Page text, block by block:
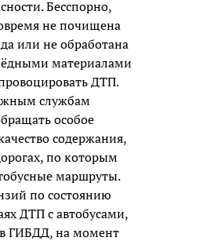
Бесспорно,
не почищена
или не обработана
материалами
ДТП.
службам
особое
содержания,
по которым
маршруты.
по состоянию
ДТП с автобусами,
ГИБДД, на момент